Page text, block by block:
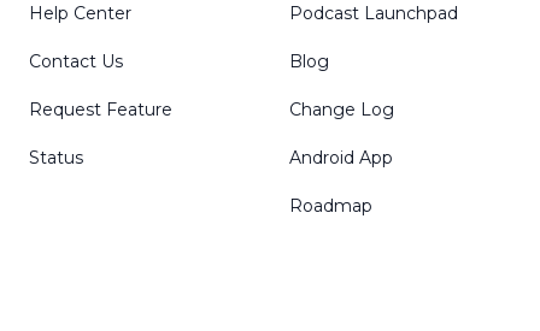
Help Center
Contact Us
Request Feature
Status
Podcast Launchpad
Blog
Change Log
Android App
Roadmap